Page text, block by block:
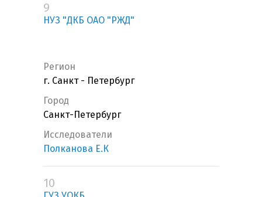
9
НУЗ "ДКБ ОАО "РЖД"
Регион
г. Санкт - Петербург
Город
Санкт-Петербург
Исследователи
Полканова Е.К
10